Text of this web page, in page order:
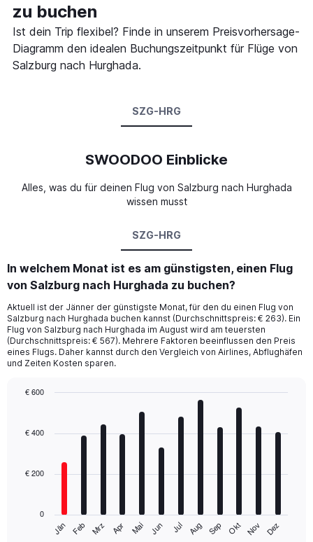
zu buchen
Ist dein Trip flexibel? Finde in unserem Preisvorhersage-
Diagramm den idealen Buchungszeitpunkt für Flüge von
Salzburg nach Hurghada.
SZG-HRG
SWOODOO Einblicke
Alles, was du für deinen Flug von Salzburg nach Hurghada
wissen musst
SZG-HRG
In welchem Monat ist es am günstigsten, einen Flug
von Salzburg nach Hurghada zu buchen?
Aktuell ist der Jänner der günstigste Monat, für den du einen Flug von
Salzburg nach Hurghada buchen kannst (Durchschnittspreis: € 263). Ein
Flug von Salzburg nach Hurghada im August wird am teuersten
(Durchschnittspreis: € 567). Mehrere Faktoren beeinflussen den Preis
eines Flugs. Daher kannst durch den Vergleich von Airlines, Abflughäfen
und Zeiten Kosten sparen.
with
The
Jän Feb Mrz Apr Mai Jun Jul Aug Sep Okt Nov Dez
0
€ 200
€ 400
€ 600